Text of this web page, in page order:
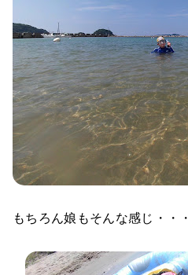
もちろん娘もそんな感じ・・・